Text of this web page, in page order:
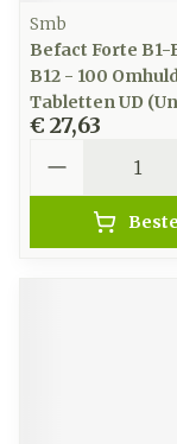
Smb
Befact Forte B1-
B12 - 100
Tabletten UD
€ 27,63